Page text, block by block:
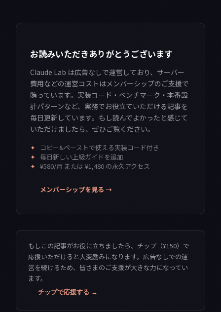
お読みいただきありがとうございます
Claude Lab は広告なしで運営しており、サーバー
費用などの運営コストはメンバーシップのご支援で
賄っています。実装コード・ベンチマーク・本番設
計パターンなど、実務でお役立ていただける記事を
毎日更新しています。もし読んでよかったと感じて
いただけましたら、ぜひご覧ください。
✦
コピー&ペーストで使える実装コード付き
✦ 毎日新しい上級ガイドを追加
✦ ¥580/月 または ¥1,480 の永久アクセス
メンバーシップを見る →
もしこの記事がお役に立ちましたら、チップ（¥150）で
応援いただけると大変励みになります。広告なしでの運
営を続けるため、皆さまのご支援が大きな力になってい
ます。
チップで応援する →